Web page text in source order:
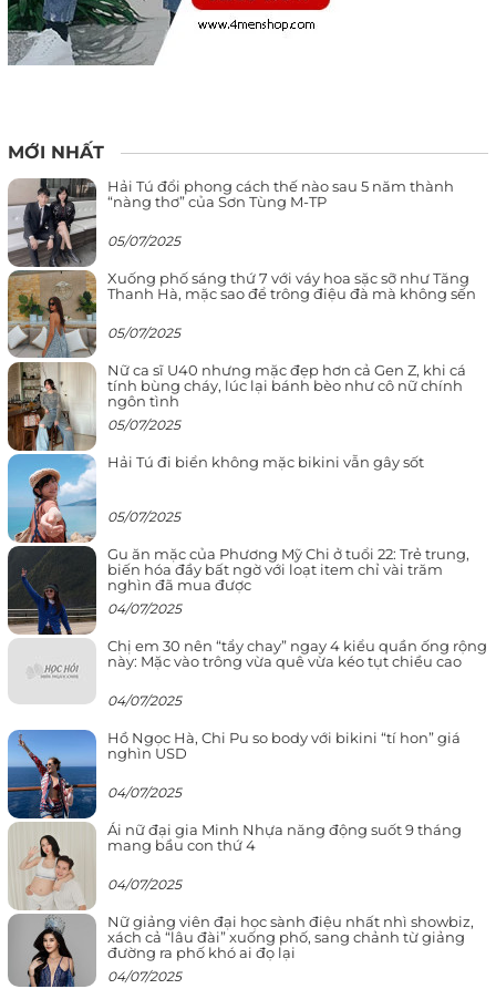
MỚI NHẤT
Hải Tú đổi phong cách thế nào sau 5 năm thành
“nàng thơ” của Sơn Tùng M-TP
05/07/2025
Xuống phố sáng thứ 7 với váy hoa sặc sỡ như Tăng
Thanh Hà, mặc sao để trông điệu đà mà không sến
05/07/2025
Nữ ca sĩ U40 nhưng mặc đẹp hơn cả Gen Z, khi cá
tính bùng cháy, lúc lại bánh bèo như cô nữ chính
ngôn tình
05/07/2025
Hải Tú đi biển không mặc bikini vẫn gây sốt
05/07/2025
Gu ăn mặc của Phương Mỹ Chi ở tuổi 22: Trẻ trung,
biến hóa đầy bất ngờ với loạt item chỉ vài trăm
nghìn đã mua được
04/07/2025
Chị em 30 nên “tẩy chay” ngay 4 kiểu quần ống rộng
này: Mặc vào trông vừa quê vừa kéo tụt chiều cao
04/07/2025
Hồ Ngọc Hà, Chi Pu so body với bikini “tí hon” giá
nghìn USD
04/07/2025
Ái nữ đại gia Minh Nhựa năng động suốt 9 tháng
mang bầu con thứ 4
04/07/2025
Nữ giảng viên đại học sành điệu nhất nhì showbiz,
xách cả “lâu đài” xuống phố, sang chảnh từ giảng
đường ra phố khó ai đọ lại
04/07/2025